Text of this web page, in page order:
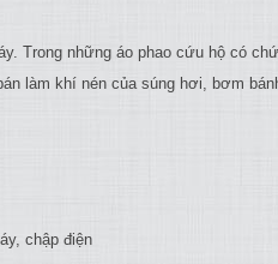
Trong những áo phao cứu hộ có
làm khí nén của súng hơi, bơm
chập điện